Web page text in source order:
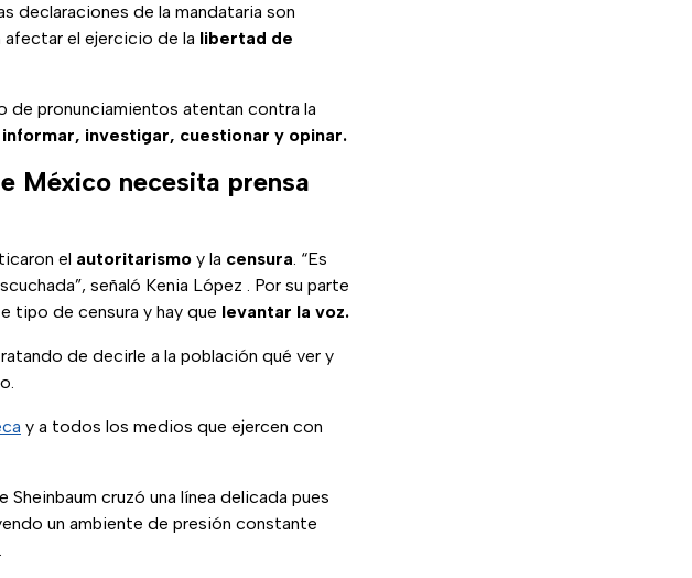
declaraciones de la mandataria son
el ejercicio de la libertad de
de pronunciamientos atentan contra la
informar, investigar, cuestionar y opinar.
México necesita prensa
el autoritarismo y la censura. “Es
señaló Kenia López . Por su parte
tipo de censura y hay que levantar la voz.
de decirle a la población qué ver y
y a todos los medios que ejercen con
Sheinbaum cruzó una línea delicada pues
un ambiente de presión constante